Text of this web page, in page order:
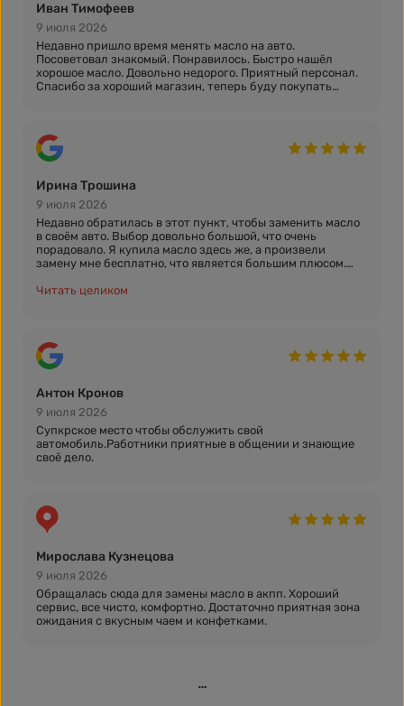
Иван Тимофеев
9 июля 2026
Недавно пришло время менять масло на авто.
Посоветовал знакомый. Понравилось. Быстро нашёл
хорошое масло. Довольно недорого. Приятный персонал.
Спасибо за хороший магазин, теперь буду покупать
Ирина Трошина
9 июля 2026
Недавно обратилась в этот пункт, чтобы заменить масло
в своём авто. Выбор довольно большой, что очень
порадовало. Я купила масло здесь же, а произвели
замену мне бесплатно, что является большим плюсом.
обращусь именно сюда!
Читать целиком
Антон Кронов
9 июля 2026
Супкрское место чтобы обслужить свой
автомобиль.Работники приятные в общении и знающие
своё дело.
Мирослава Кузнецова
9 июля 2026
Обращалась сюда для замены масло в акпп. Хороший
сервис, все чисто, комфортно. Достаточно приятная зона
ожидания с вкусным чаем и конфетками.